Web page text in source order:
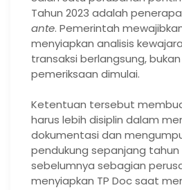
Tahun 2023 adalah
ante. Pemerintah
menyiapkan analisis
transaksi berlangsung,
pemeriksaan dimulai.
Ketentuan tersebut
harus lebih disiplin dalam
dokumentasi dan
pendukung sepanjang tahun
sebelumnya sebagian
menyiapkan TP Doc saat